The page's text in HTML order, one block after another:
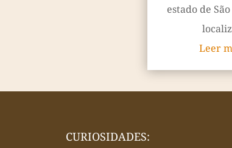
estado de
Leer
CURIOSIDADES: